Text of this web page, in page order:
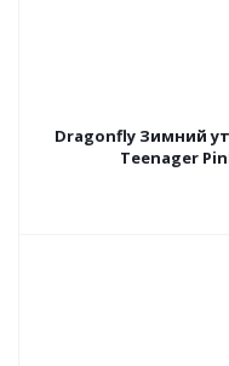
Dragonfly Зимний
Teenager